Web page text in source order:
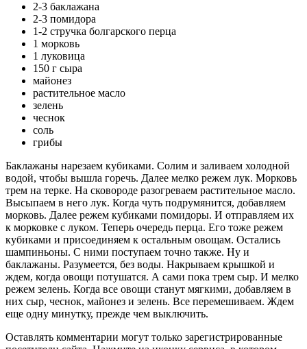
2-3 баклажана
2-3 помидора
1-2 стручка болгарского перца
1 морковь
1 луковица
150 г сыра
майонез
растительное масло
зелень
чеснок
соль
грибы
Баклажаны нарезаем кубиками. Солим и заливаем холодной
водой, чтобы вышла горечь. Далее мелко режем лук. Морковь
трем на терке. На сковороде разогреваем растительное масло.
Высыпаем в него лук. Когда чуть подрумянится, добавляем
морковь. Далее режем кубиками помидоры. И отправляем их
к морковке с луком. Теперь очередь перца. Его тоже режем
кубиками и присоединяем к остальным овощам. Остались
шампиньоны. С ними поступаем точно также. Ну и
баклажаны. Разумеется, без воды. Накрываем крышкой и
ждем, когда овощи потушатся. А сами пока трем сыр. И мелко
режем зелень. Когда все овощи станут мягкими, добавляем в
них сыр, чеснок, майонез и зелень. Все перемешиваем. Ждем
еще одну минутку, прежде чем выключить.
Оставлять комментарии могут только зарегистрированные